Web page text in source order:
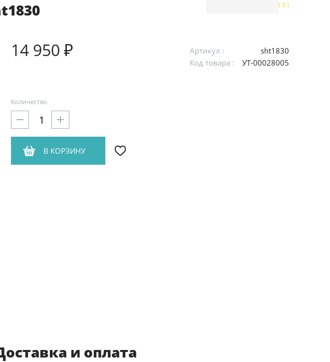
( 0 )
14 950 ₽ Артикул :
sht1830
Код товара :
УТ-00028005
Количество
В КОРЗИНУ
и оплата